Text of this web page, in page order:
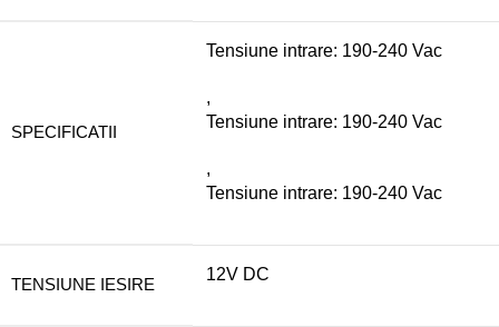
SPECIFICATII
Tensiune intrare: 190-240 Vac
,
Tensiune intrare: 190-240 Vac
,
Tensiune intrare: 190-240 Vac
TENSIUNE IESIRE
12V DC